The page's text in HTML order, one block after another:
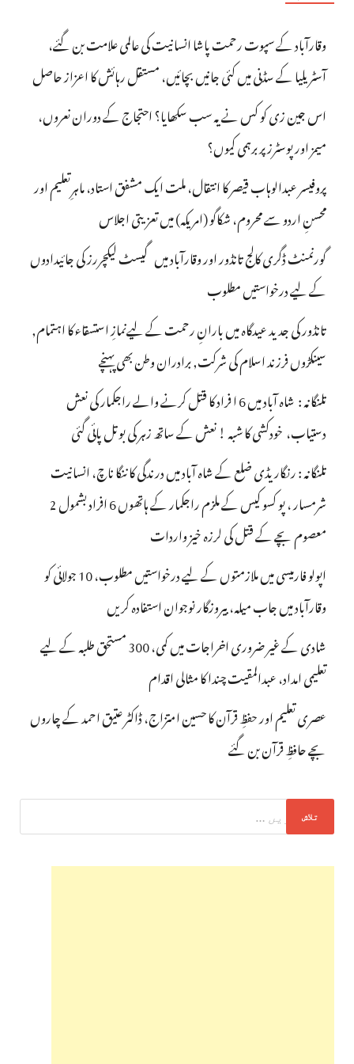
وقارآباد کے سپوت رحمت پاشا انسانیت کی عالمی علامت بن گئے،
آسٹریلیا کے سڈنی میں کئی جانیں بچائیں، مستقل رہائش کا اعزاز حاصل
اس جین زی کو کس نے یہ سب سکھایا؟ احتجاج کے دوران نعروں،
میمز اور پوسٹرز پر برہمی کیوں؟
پروفیسر عبدالوہاب قیصر کا انتقال، ملت ایک مشفق استاد، ماہرِتعلیم اور
محسنِ اردو سے محروم، شکاگو (امریکہ) میں تعزیتی اجلاس
گورنمنٹ ڈگری کالج تانڈور اور وقارآباد میں گیسٹ لیکچررز کی جائیدادوں
کے لیے درخواستیں مطلوب
تانڈور کی جدید عیدگاہ میں بارانِ رحمت کے لیےنمازِ استسقاء کا اہتمام,
سینکڑوں فرزند اسلام کی شرکت, برادران وطن بھی پہنچے
تلنگانہ : شاہ آباد میں 6 ا فراد کا قتل کرنے والے راجکمار کی نعش
دستیاب، خودکشی کا شبہ ! نعش کے ساتھ زہر کی بوتل پائی گئی
تلنگانہ : رنگاریڈی ضلع کے شاہ آباد میں درندگی کا ننگا ناچ، انسانیت
شرمسار ، پو کسو کیس کے ملزم راجکمار کے ہاتھوں 6 افراد بشمول 2
معصوم بچے کے قتل کی لرزہ خیز واردات
اپولو فارمیسی میں ملازمتوں کے لیے درخواستیں مطلوب، 10 جولائی کو
وقارآباد میں جاب میلہ، بیروزگار نوجوان استفادہ کریں
شادی کے غیر ضروری اخراجات میں کمی، 300 مستحق طلبہ کے لیے
تعلیمی امداد، عبدالمقیت چندا کا مثالی اقدام
عصری تعلیم اور حفظِ قرآن کا حسین امتزاج، ڈاکٹر عتیق احمد کے چاروں
بچے حافظِ قرآن بن گئے